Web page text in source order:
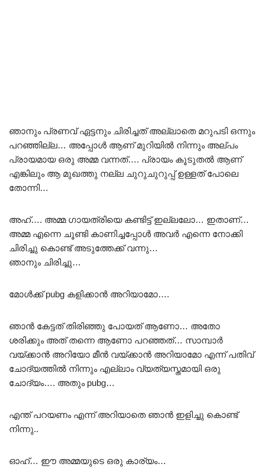
ഞാനും പ്രണവ് ഏട്ടനും ചിരിച്ചത് അല്ലാതെ മറുപടി ഒന്നും
പറഞ്ഞില്ല… അപ്പോൾ ആണ് മുറിയിൽ നിന്നും അല്പം
പ്രായമായ ഒരു അമ്മ വന്നത്…. പ്രായം കൂടുതൽ ആണ്
എങ്കിലും ആ മുഖത്തു നല്ല ചുറുചുറുപ്പ് ഉള്ളത് പോലെ
തോന്നി…
അഹ്…. അമ്മ ഗായത്രിയെ കണ്ടിട്ട് ഇല്ലലോ… ഇതാണ്…
അമ്മ എന്നെ ചൂണ്ടി കാണിച്ചപ്പോൾ അവർ എന്നെ നോക്കി
ചിരിച്ചു കൊണ്ട് അടുത്തേക്ക് വന്നു…
ഞാനും ചിരിച്ചു…
മോൾക്ക്‌ pubg കളിക്കാൻ അറിയാമോ….
ഞാൻ കേട്ടത് തിരിഞ്ഞു പോയത് ആണോ… അതോ
ശരിക്കും അത് തന്നെ ആണോ പറഞ്ഞത്… സാമ്പാർ
വയ്ക്കാൻ അറിയോ മീൻ വയ്ക്കാൻ അറിയാമോ എന്ന് പതിവ്
ചോദ്യത്തിൽ നിന്നും എല്ലാം വ്യത്യസ്തമായി ഒരു
ചോദ്യം…. അതും pubg…
എന്ത് പറയണം എന്ന് അറിയാതെ ഞാൻ ഇളിച്ചു കൊണ്ട്
നിന്നു..
ഓഹ്… ഈ അമ്മയുടെ ഒരു കാര്യം…